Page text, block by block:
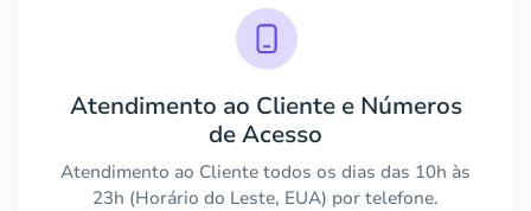
Atendimento ao Cliente e Números
de Acesso
Atendimento ao Cliente todos os dias das 10h às
23h (Horário do Leste, EUA) por telefone.